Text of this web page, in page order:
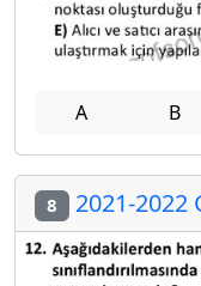
A B
8 2021-2022